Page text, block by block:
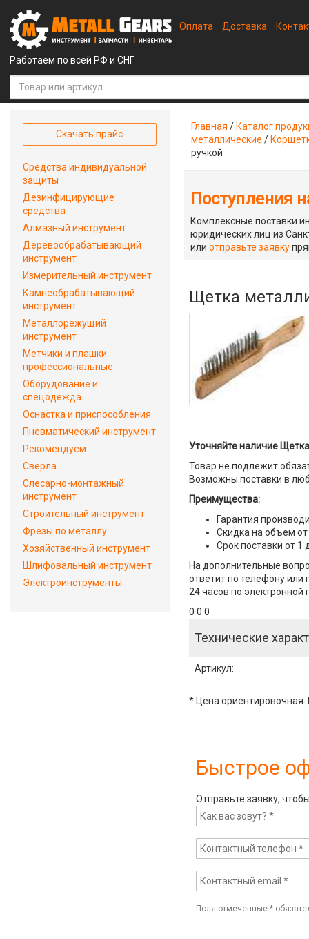
Работаем по всей РФ и СНГ
Оплата Доставка
Главная / Каталог
металлические /
ручкой
Поступления
Комплексные поставки
юридических лиц из
илиотправьте заявку
Щетка
Уточняйте наличие
Товар не подлежит
Возможны поставки в
Преимущества:
Гарантия
Скидка на объем от
Срок поставки от 1
На дополнительные
ответит по телефону или
24 часов по электронной
0 0 0
Технические
Артикул:
* Цена ориентировочная.
Быстрое
Отправьте заявку,
Поля отмеченные*
Скачать прайс
Средства индивидуальной
защиты
Дезинфицирующие
средства
Алмазный инструмент
Деревообрабатывающий
инструмент
Измерительный инструмент
Камнеобрабатывающий
инструмент
Металлорежущий
инструмент
Метчики и плашки
профессиональные
Оборудование и
спецодежда
Оснастка и приспособления
Пневматический инструмент
Рекомендуем
Сверла
Слесарно-монтажный
инструмент
Строительный инструмент
Фрезы по металлу
Хозяйственный инструмент
Шлифовальный инструмент
Электроинструменты